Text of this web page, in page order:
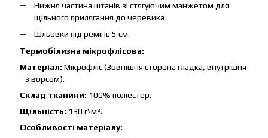
Нижня частина штанів зі стягуючим манжетом для
щільного прилягання до черевика
Шльовки під ремінь 5 см.
Термобілизна мікрофлісова:
Матеріал: Мікрофліс (Зовнішня сторона гладка, внутрішня
- з ворсом).
Склад тканини: 100% поліестер.
Щільність: 130 г\м².
Особливості матеріалу: